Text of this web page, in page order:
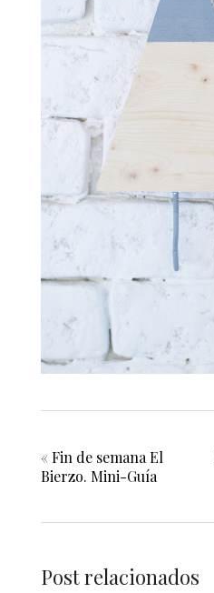
« Fin de semana El
Bierzo. Mini-Guía
Post relacionados